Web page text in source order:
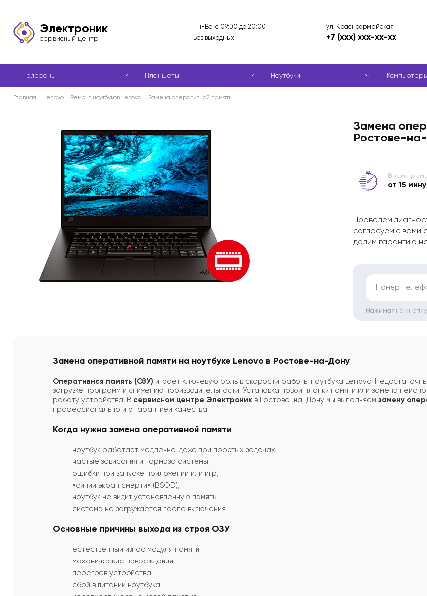
Электроник
сервисный центр
Пн-Вс: с 09:00 до 20:00
Без выходных
ул. Красноармейская
+7 (xxx) xxx-xx-xx
Телефоны Планшеты Ноутбуки Компьютеры
Главная Lenovo Ремонт ноутбуков Lenovo Замена оперативной памяти
Замена
Ростове-
Время
от 15
Проведем
согласуем с вами
дадим гарантию
Номер
Нажимая на
Замена оперативной памяти на ноутбуке Lenovo в Ростове-на-Дону
Оперативная память (ОЗУ) играет ключевую роль в скорости работы ноутбука Lenovo.
загрузке программ и снижению производительности. Установка новой планки памяти или замена
работу устройства. В сервисном центре Электроник в Ростове-на-Дону мы выполняем замену
профессионально и с гарантией качества.
Когда нужна замена оперативной памяти
ноутбук работает медленно, даже при простых задачах;
частые зависания и тормоза системы;
ошибки при запуске приложений или игр;
«синий экран смерти» (BSOD);
ноутбук не видит установленную память;
система не загружается после включения.
Основные причины выхода из строя ОЗУ
естественный износ модуля памяти;
механические повреждения;
перегрев устройства;
сбой в питании ноутбука;